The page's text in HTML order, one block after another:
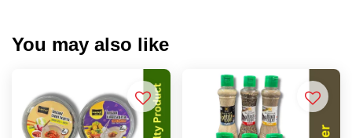
You may also like